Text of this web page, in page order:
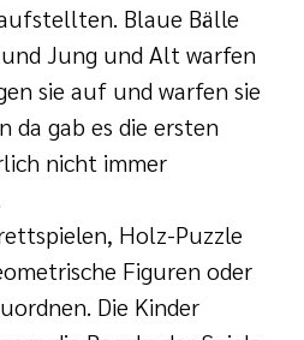
Blaue Bälle
Jung und Alt warfen
sie auf und warfen sie
da gab es die ersten
nicht immer
Holz-Puzzle
Figuren oder
Die Kinder